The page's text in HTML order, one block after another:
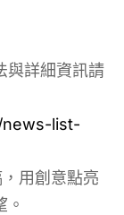
與詳細資訊請
list-
用創意點亮